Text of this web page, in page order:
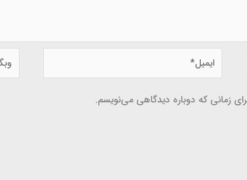
ایمیل* وبگاه
زمانی که دوباره دیدگاهی می‌نویسم.